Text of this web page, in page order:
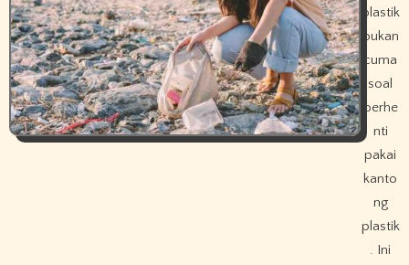
plastik
bukan
cuma
soal
berhe
nti
pakai
kanto
ng
plastik
. Ini